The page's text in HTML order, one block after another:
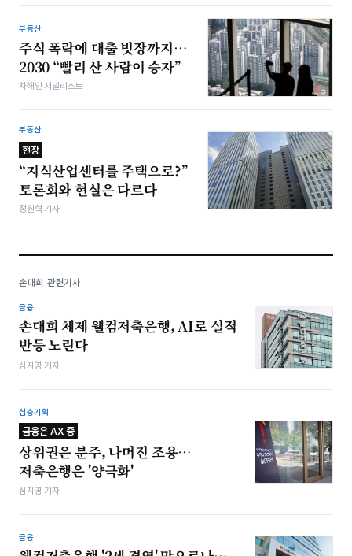
부동산
주식 폭락에 대출 빗장까지…
2030 “빨리 산 사람이 승자”
차해인 저널리스트
부동산
현장
“지식산업센터를 주택으로?”
토론회와 현실은 다르다
정원혁 기자
손대희 관련기사
금융
손대희 체제 웰컴저축은행, AI로 실적
반등 노린다
심지영 기자
심층기획
금융은 AX 중
상위권은 분주, 나머진 조용…
저축은행은 '양극화'
심지영 기자
금융